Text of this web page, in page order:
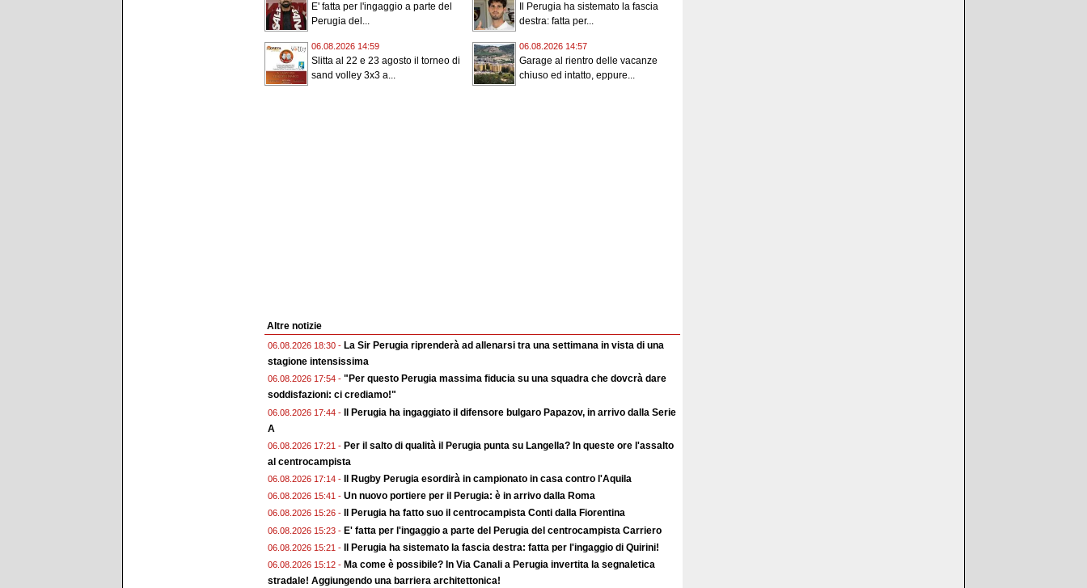
E' fatta per l'ingaggio a parte del
Perugia del...
Il Perugia ha sistemato la fascia
destra: fatta per...
06.08.2026 14:59
Slitta al 22 e 23 agosto il torneo di
sand volley 3x3 a...
06.08.2026 14:57
Garage al rientro delle vacanze
chiuso ed intatto, eppure...
Altre notizie
06.08.2026 18:30 - La Sir Perugia riprenderà ad allenarsi tra una settimana in vista di una
stagione intensissima
06.08.2026 17:54 - "Per questo Perugia massima fiducia su una squadra che dovcrà dare
soddisfazioni: ci crediamo!"
06.08.2026 17:44 - Il Perugia ha ingaggiato il difensore bulgaro Papazov, in arrivo dalla Serie
A
06.08.2026 17:21 - Per il salto di qualità il Perugia punta su Langella? In queste ore l'assalto
al centrocampista
06.08.2026 17:14 - Il Rugby Perugia esordirà in campionato in casa contro l'Aquila
06.08.2026 15:41 - Un nuovo portiere per il Perugia: è in arrivo dalla Roma
06.08.2026 15:26 - Il Perugia ha fatto suo il centrocampista Conti dalla Fiorentina
06.08.2026 15:23 - E' fatta per l'ingaggio a parte del Perugia del centrocampista Carriero
06.08.2026 15:21 - Il Perugia ha sistemato la fascia destra: fatta per l'ingaggio di Quirini!
06.08.2026 15:12 - Ma come è possibile? In Via Canali a Perugia invertita la segnaletica
stradale! Aggiungendo una barriera architettonica!